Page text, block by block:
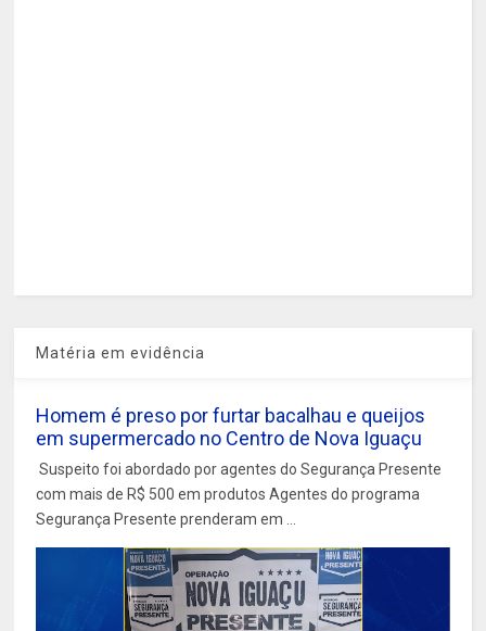
Matéria em evidência
Homem é preso por furtar bacalhau e queijos
em supermercado no Centro de Nova Iguaçu
Suspeito foi abordado por agentes do Segurança Presente
com mais de R$ 500 em produtos Agentes do programa
Segurança Presente prenderam em ...